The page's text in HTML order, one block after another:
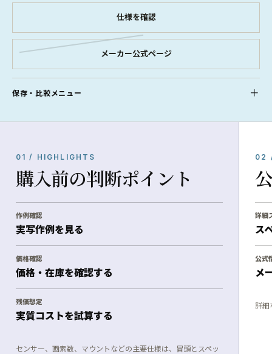
仕様を確認
メーカー公式ページ
保存・比較メニュー
01 / HIGHLIGHTS
購入前の判断ポイント
作例確認
実写作例を見る
価格確認
価格・在庫を確認する
残価想定
実質コストを試算する
センサー、画素数、マウントなどの主要仕様は、冒頭とスペッ
02
詳細
ス
公式
メ
詳細